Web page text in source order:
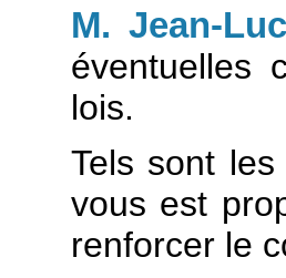
M. Jean-
éventuelles
lois.
Tels sont
vous est
renforcer le